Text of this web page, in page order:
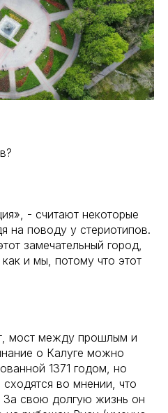
- считают некоторые
на поводу у стериотипов.
замечательный город,
и мы, потому что этот
мост между прошлым и
о Калуге можно
1371 годом, но
во мнении, что
свою долгую жизнь он